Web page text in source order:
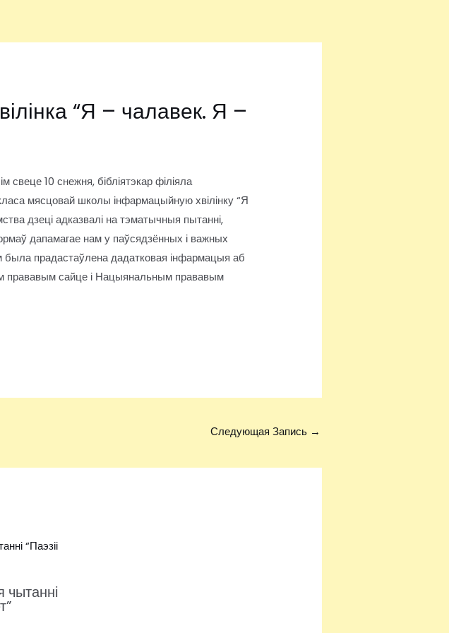
“Я – чалавек. Я –
10 снежня, бібліятэкар філіяла
мясцовай школы інфармацыйную хвілінку “Я
дзеці адказвалі на тэматычныя пытанні,
дапамагае нам у паўсядзённых і важных
была прадастаўлена дадатковая інфармацыя аб
прававым сайце і Нацыянальным прававым
Следующая Запись →
чытанні